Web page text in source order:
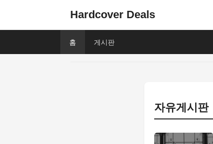
Hardcover Deals
홈 게시판
자유게시판